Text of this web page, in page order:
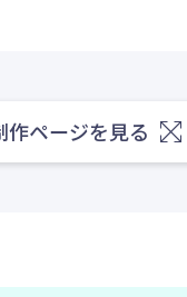
作ページを見る